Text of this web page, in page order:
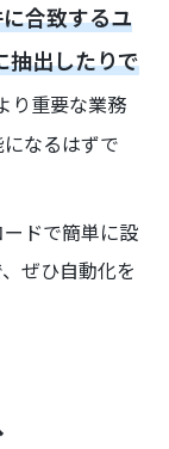
合致するユ
出したりで
り重要な業務
なるはずで
ドで簡単に設
ぜひ自動化を